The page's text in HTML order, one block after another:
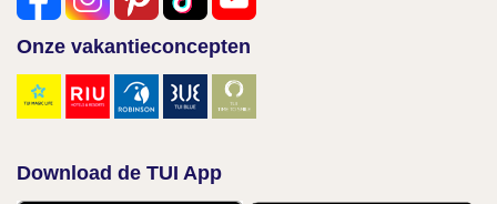
Onze vakantieconcepten
Download de TUI App